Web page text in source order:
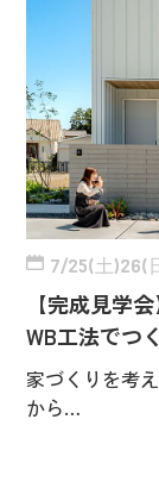
7/25(土
【完成見学
WB工法でつ
家づくりを考
から…